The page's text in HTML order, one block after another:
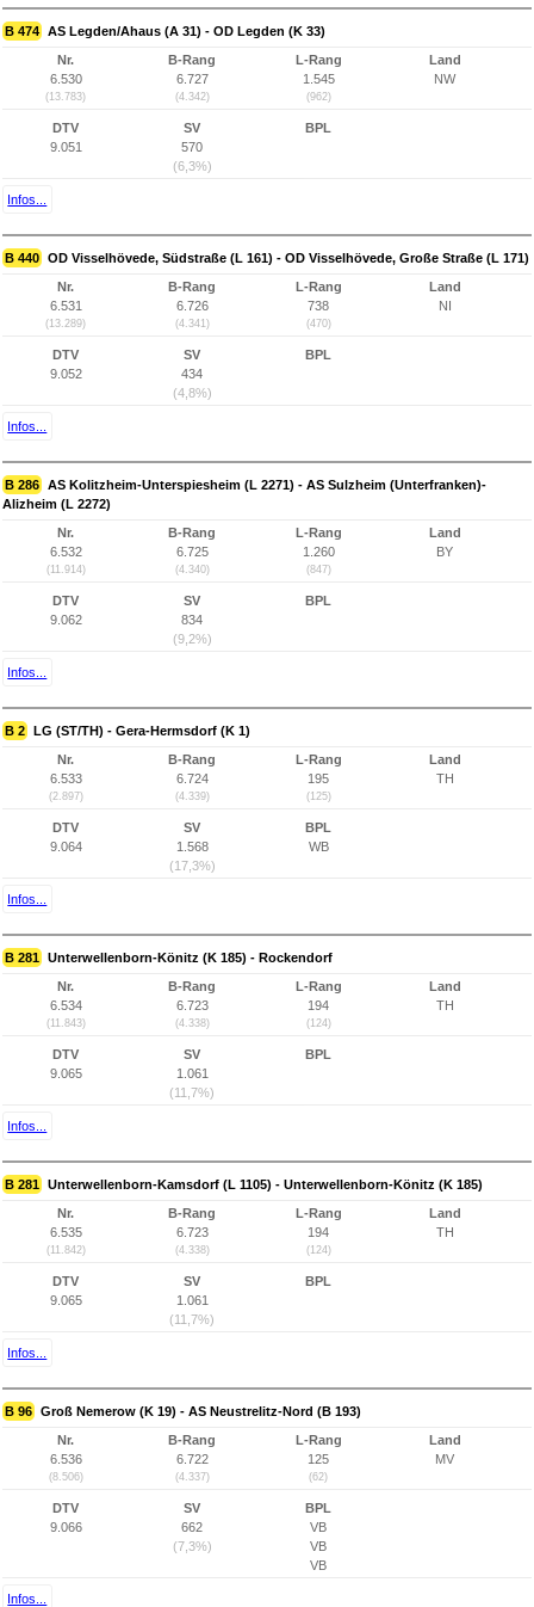
B 474 AS Legden/Ahaus (A 31) - OD Legden (K 33)
Nr.
6.530
(13.783)
B-Rang
6.727
(4.342)
L-Rang
1.545
(962)
Land
NW
DTV
9.051
SV
570
(6,3%)
BPL
Infos...
B 440 OD Visselhövede, Südstraße (L 161) - OD Visselhövede, Große Straße (L 171)
Nr.
6.531
(13.289)
B-Rang
6.726
(4.341)
L-Rang
738
(470)
Land
NI
DTV
9.052
SV
434
(4,8%)
BPL
Infos...
B 286 AS Kolitzheim-Unterspiesheim (L 2271) - AS Sulzheim (Unterfranken)-
Alizheim (L 2272)
Nr.
6.532
(11.914)
B-Rang
6.725
(4.340)
L-Rang
1.260
(847)
Land
BY
DTV
9.062
SV
834
(9,2%)
BPL
Infos...
B 2 LG (ST/TH) - Gera-Hermsdorf (K 1)
Nr.
6.533
(2.897)
B-Rang
6.724
(4.339)
L-Rang
195
(125)
Land
TH
DTV
9.064
SV
1.568
(17,3%)
BPL
WB
Infos...
B 281 Unterwellenborn-Könitz (K 185) - Rockendorf
Nr.
6.534
(11.843)
B-Rang
6.723
(4.338)
L-Rang
194
(124)
Land
TH
DTV
9.065
SV
1.061
(11,7%)
BPL
Infos...
B 281 Unterwellenborn-Kamsdorf (L 1105) - Unterwellenborn-Könitz (K 185)
Nr.
6.535
(11.842)
B-Rang
6.723
(4.338)
L-Rang
194
(124)
Land
TH
DTV
9.065
SV
1.061
(11,7%)
BPL
Infos...
B 96 Groß Nemerow (K 19) - AS Neustrelitz-Nord (B 193)
Nr.
6.536
(8.506)
B-Rang
6.722
(4.337)
L-Rang
125
(62)
Land
MV
DTV
9.066
SV
662
(7,3%)
BPL
VB
VB
VB
Infos...